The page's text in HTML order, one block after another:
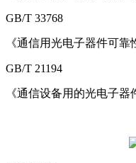
GB/T 33768
《通信用光电子器件可靠
GB/T 21194
《通信设备用的光电子器